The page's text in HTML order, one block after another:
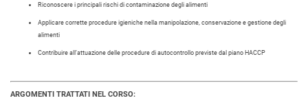
Riconoscere i principali rischi di contaminazione degli alimenti
Applicare corrette procedure igieniche nella manipolazione, conservazione e gestione degli
alimenti
Contribuire all’attuazione delle procedure di autocontrollo previste dal piano HACCP
ARGOMENTI TRATTATI NEL CORSO: